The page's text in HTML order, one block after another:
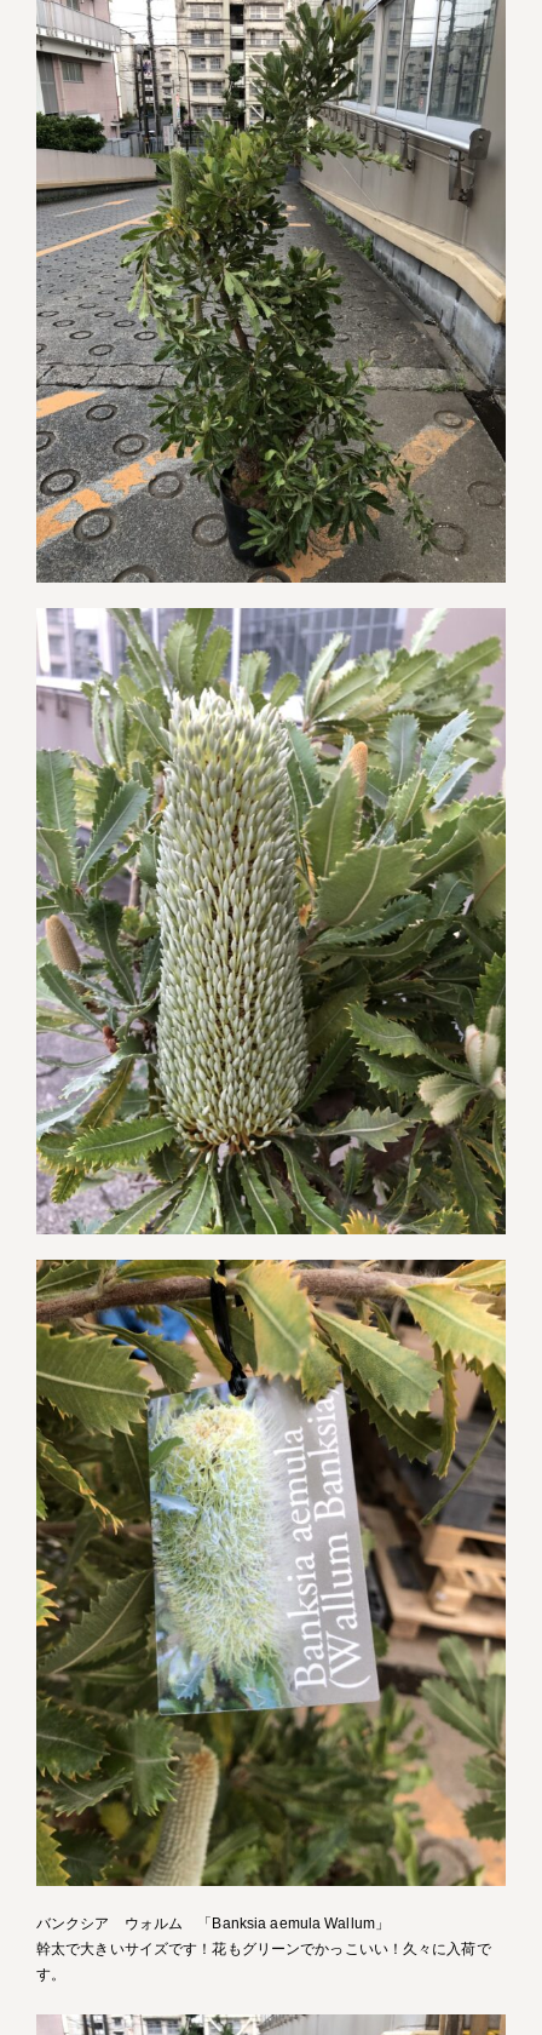
バンクシア ウォルム 「Banksia aemula Wallum」
幹太で大きいサイズです！花もグリーンでかっこいい！久々に入荷で
す。